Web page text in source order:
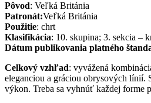
Pôvod: Veľká Británia
Patronát:Veľká Británia
Použitie: chrt
Klasifikácia: 10. skupina; 3. sekcia –
Dátum publikovania platného
Celkový vzhľad: vyvážená
eleganciou a gráciou obrysových línií.
výkon. Treba sa vyhnúť každej forme